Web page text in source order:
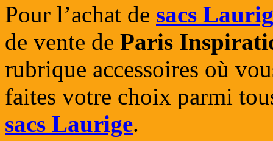
Pour l’achat de sacs
de vente de Paris
rubrique accessoires où
faites votre choix parmi
sacs Laurige.